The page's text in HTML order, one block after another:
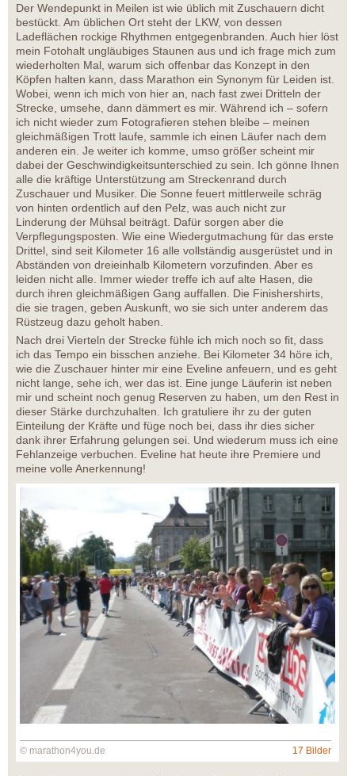
Der Wendepunkt in Meilen ist wie üblich mit Zuschauern dicht
bestückt. Am üblichen Ort steht der LKW, von dessen
Ladeflächen rockige Rhythmen entgegenbranden. Auch hier löst
mein Fotohalt ungläubiges Staunen aus und ich frage mich zum
wiederholten Mal, warum sich offenbar das Konzept in den
Köpfen halten kann, dass Marathon ein Synonym für Leiden ist.
Wobei, wenn ich mich von hier an, nach fast zwei Dritteln der
Strecke, umsehe, dann dämmert es mir. Während ich – sofern
ich nicht wieder zum Fotografieren stehen bleibe – meinen
gleichmäßigen Trott laufe, sammle ich einen Läufer nach dem
anderen ein. Je weiter ich komme, umso größer scheint mir
dabei der Geschwindigkeitsunterschied zu sein. Ich gönne Ihnen
alle die kräftige Unterstützung am Streckenrand durch
Zuschauer und Musiker. Die Sonne feuert mittlerweile schräg
von hinten ordentlich auf den Pelz, was auch nicht zur
Linderung der Mühsal beiträgt. Dafür sorgen aber die
Verpflegungsposten. Wie eine Wiedergutmachung für das erste
Drittel, sind seit Kilometer 16 alle vollständig ausgerüstet und in
Abständen von dreieinhalb Kilometern vorzufinden. Aber es
leiden nicht alle. Immer wieder treffe ich auf alte Hasen, die
durch ihren gleichmäßigen Gang auffallen. Die Finishershirts,
die sie tragen, geben Auskunft, wo sie sich unter anderem das
Rüstzeug dazu geholt haben.
Nach drei Vierteln der Strecke fühle ich mich noch so fit, dass
ich das Tempo ein bisschen anziehe. Bei Kilometer 34 höre ich,
wie die Zuschauer hinter mir eine Eveline anfeuern, und es geht
nicht lange, sehe ich, wer das ist. Eine junge Läuferin ist neben
mir und scheint noch genug Reserven zu haben, um den Rest in
dieser Stärke durchzuhalten. Ich gratuliere ihr zu der guten
Einteilung der Kräfte und füge noch bei, dass ihr dies sicher
dank ihrer Erfahrung gelungen sei. Und wiederum muss ich eine
Fehlanzeige verbuchen. Eveline hat heute ihre Premiere und
meine volle Anerkennung!
© marathon4you.de 17 Bilder